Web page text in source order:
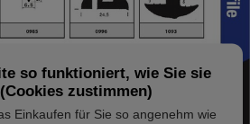
so funktioniert, wie Sie sie
zustimmen)
Einkaufen für Sie so angenehm wie